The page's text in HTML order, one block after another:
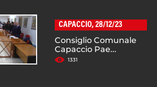
CAPACCIO, 28/12/23
Consiglio Comunale
Capaccio Pae...
1331